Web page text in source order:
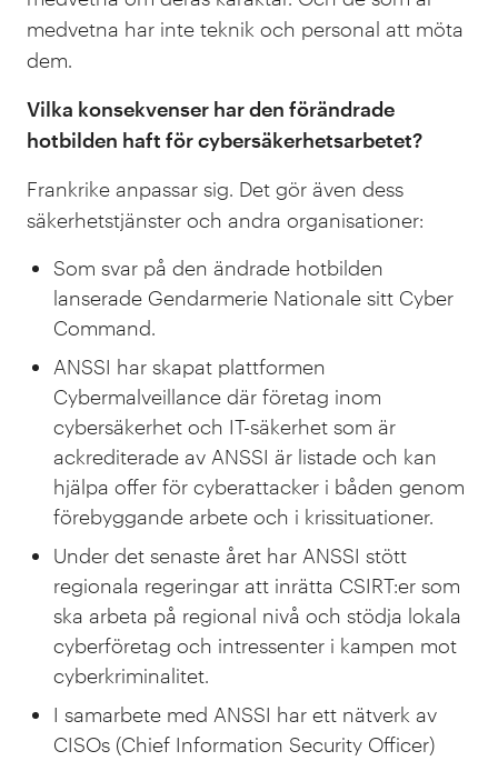
medvetna har inte teknik och personal att möta
dem.
Vilka konsekvenser har den förändrade
hotbilden haft för cybersäkerhetsarbetet?
Frankrike anpassar sig. Det gör även dess
säkerhetstjänster och andra organisationer:
Som svar på den ändrade hotbilden
lanserade Gendarmerie Nationale sitt Cyber
Command.
ANSSI har skapat plattformen
Cybermalveillance där företag inom
cybersäkerhet och IT-säkerhet som är
ackrediterade av ANSSI är listade och kan
hjälpa offer för cyberattacker i båden genom
förebyggande arbete och i krissituationer.
Under det senaste året har ANSSI stött
regionala regeringar att inrätta CSIRT:er som
ska arbeta på regional nivå och stödja lokala
cyberföretag och intressenter i kampen mot
cyberkriminalitet.
I samarbete med ANSSI har ett nätverk av
CISOs (Chief Information Security Officer)